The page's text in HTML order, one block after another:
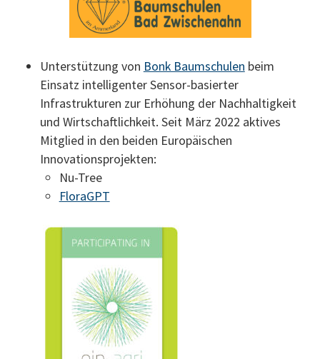
Unterstützung von Bonk Baumschulen beim
Einsatz intelligenter Sensor-basierter
Infrastrukturen zur Erhöhung der Nachhaltigkeit
und Wirtschaftlichkeit. Seit März 2022 aktives
Mitglied in den beiden Europäischen
Innovationsprojekten:
Nu-Tree
FloraGPT